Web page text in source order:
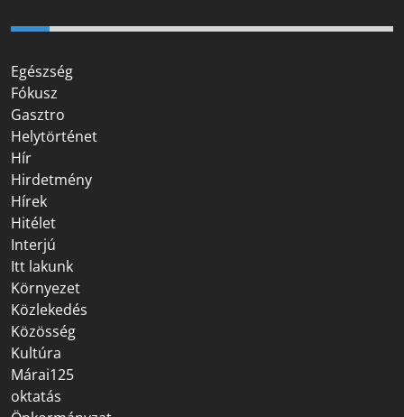
Egészség
Fókusz
Gasztro
Helytörténet
Hír
Hirdetmény
Hírek
Hitélet
Interjú
Itt lakunk
Környezet
Közlekedés
Közösség
Kultúra
Márai125
oktatás